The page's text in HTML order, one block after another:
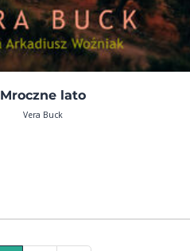
Mroczne lato
Vera Buck